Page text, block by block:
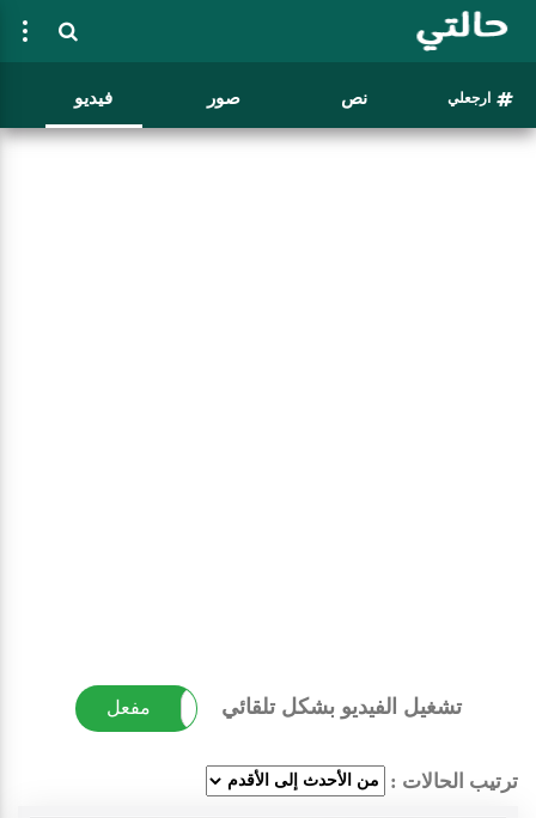
ارجعلي نص صور فيديو
تشغيل الفيديو بشكل تلقائي مفعل غير مفعل
ترتيب الحالات :